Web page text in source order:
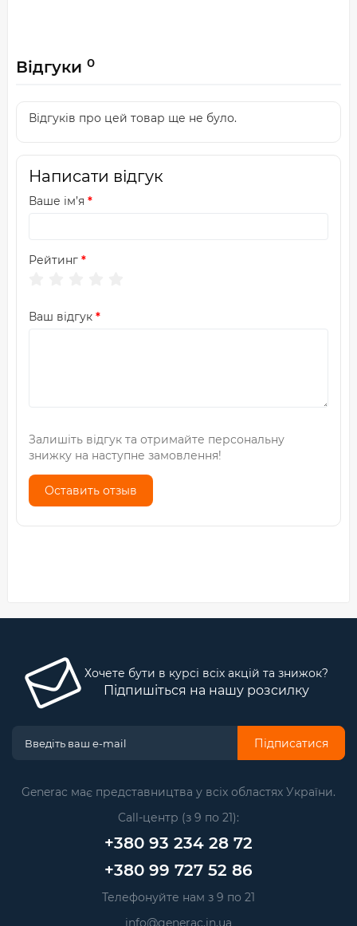
Відгуки 0
Відгуків про цей товар ще не було.
Написати відгук
Ваше ім’я
Рейтинг
Ваш відгук
Залишіть відгук та отримайте персональну
знижку на наступне замовлення!
Оставить отзыв
Хочете бути в курсі всіх акцій та знижок?
Підпишіться на нашу розсилку
Підписатися
Generac має представництва у всіх областях України.
Call-центр (з 9 по 21):
+380 93 234 28 72
+380 99 727 52 86
Телефонуйте нам з 9 по 21
info@generac.in.ua